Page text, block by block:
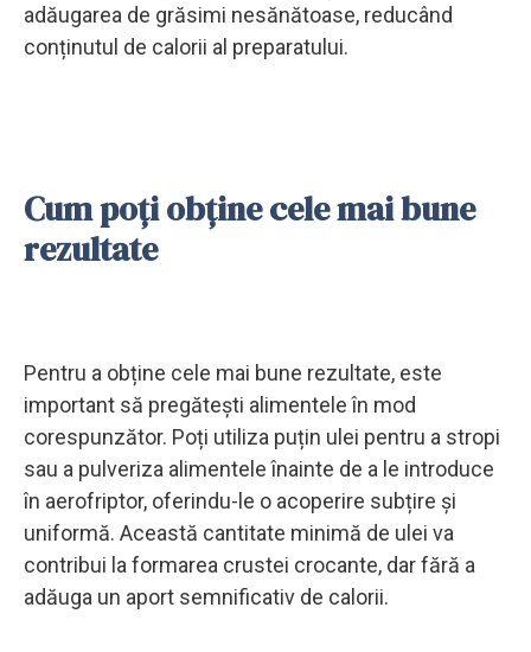
adăugarea de grăsimi nesănătoase, reducând
conținutul de calorii al preparatului.
Cum poți obține cele mai bune
rezultate
Pentru a obține cele mai bune rezultate, este
important să pregătești alimentele în mod
corespunzător. Poți utiliza puțin ulei pentru a stropi
sau a pulveriza alimentele înainte de a le introduce
în aerofriptor, oferindu-le o acoperire subțire și
uniformă. Această cantitate minimă de ulei va
contribui la formarea crustei crocante, dar fără a
adăuga un aport semnificativ de calorii.